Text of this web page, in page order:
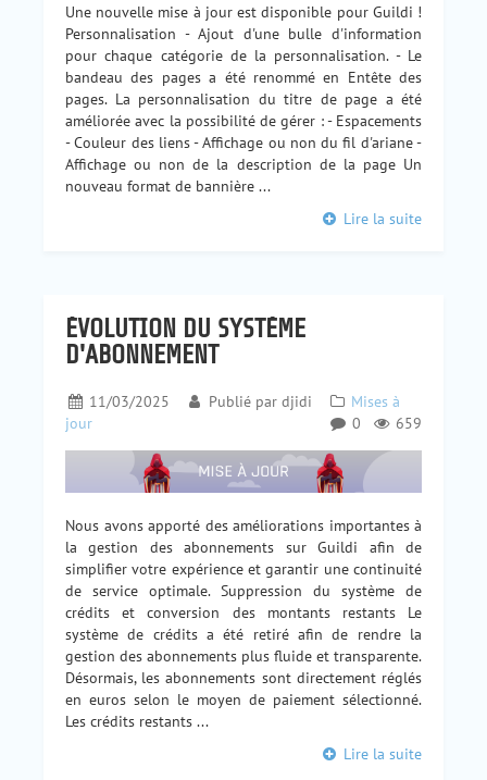
Une nouvelle mise à jour est disponible pour Guildi !
Personnalisation - Ajout d'une bulle d'information
pour chaque catégorie de la personnalisation. - Le
bandeau des pages a été renommé en Entête des
pages. La personnalisation du titre de page a été
améliorée avec la possibilité de gérer : - Espacements
- Couleur des liens - Affichage ou non du fil d'ariane -
Affichage ou non de la description de la page Un
nouveau format de bannière ...
Lire la suite
ÉVOLUTION DU SYSTÈME
D'ABONNEMENT
11/03/2025 Publié par djidi
Mises à
jour
659
0
Nous avons apporté des améliorations importantes à
la gestion des abonnements sur Guildi afin de
simplifier votre expérience et garantir une continuité
de service optimale. Suppression du système de
crédits et conversion des montants restants Le
système de crédits a été retiré afin de rendre la
gestion des abonnements plus fluide et transparente.
Désormais, les abonnements sont directement réglés
en euros selon le moyen de paiement sélectionné.
Les crédits restants ...
Lire la suite